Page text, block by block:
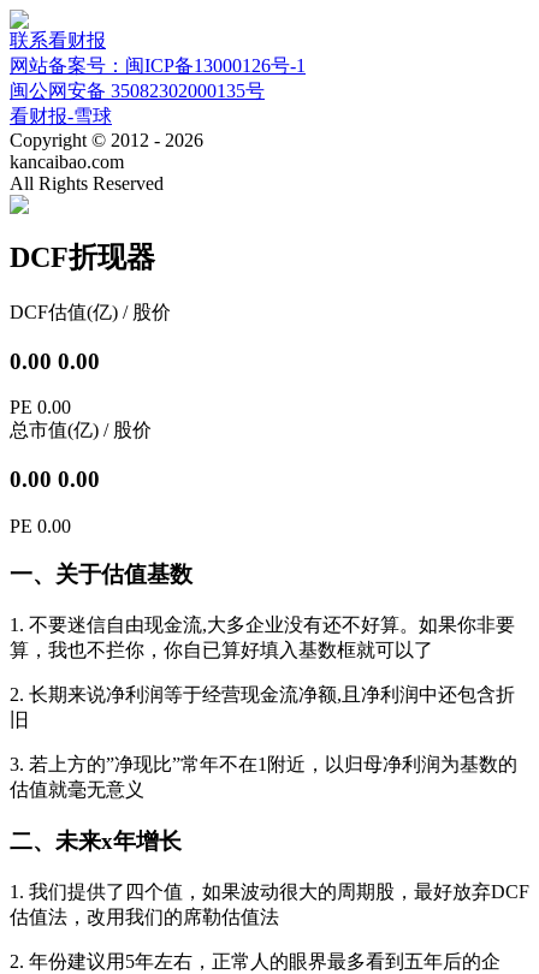
联系看财报
网站备案号：闽ICP备13000126号-1
闽公网安备 35082302000135号
看财报-雪球
Copyright © 2012 - 2026
kancaibao.com
All Rights Reserved
DCF折现器
DCF估值(亿) / 股价
0.00 0.00
PE 0.00
总市值(亿) / 股价
0.00 0.00
PE 0.00
一、关于估值基数
1. 不要迷信自由现金流,大多企业没有还不好算。如果你非要
算，我也不拦你，你自已算好填入基数框就可以了
2. 长期来说净利润等于经营现金流净额,且净利润中还包含折
旧
3. 若上方的”净现比”常年不在1附近，以归母净利润为基数的
估值就毫无意义
二、未来x年增长
1. 我们提供了四个值，如果波动很大的周期股，最好放弃DCF
估值法，改用我们的席勒估值法
2. 年份建议用5年左右，正常人的眼界最多看到五年后的企